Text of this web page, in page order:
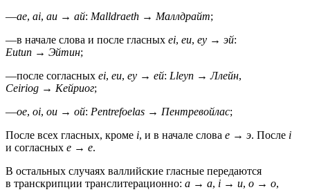
—ae, ai, au → ай: Malldraeth → Маллдрайт;
—в начале слова и после гласных ei, eu, ey → эй:
Eutun → Эйтин;
—после согласных ei, eu, ey → ей: Lleyn →Ллейн,
Ceiriog → Кейриог;
—oe, oi, ou → ой: Pentrefoelas → Пентревойлас;
После всех гласных, кроме i, и в начале слова e → э. После i
и согласных e → е.
В остальных случаях валлийские гласные передаются
в транскрипции транслитерационно: a → а, i → и, o → о,